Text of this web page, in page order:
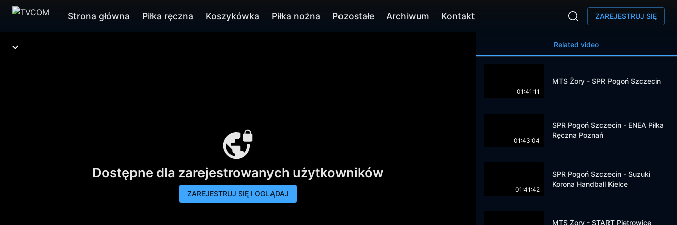
Strona główna Piłka ręczna Koszykówka Piłka nożna Pozostałe Archiwum Kontakt ZAREJESTRUJ SIĘ
Dostępne dla zarejestrowanych użytkowników
ZAREJESTRUJ SIĘ I OGLĄDAJ
Related video
01:41:11
MTS Żory - SPR Pogoń Szczecin
01:43:04
SPR Pogoń Szczecin - ENEA Piłka
Ręczna Poznań
01:41:42
SPR Pogoń Szczecin - Suzuki
Korona Handball Kielce
MTS Żory - START Pietrowice